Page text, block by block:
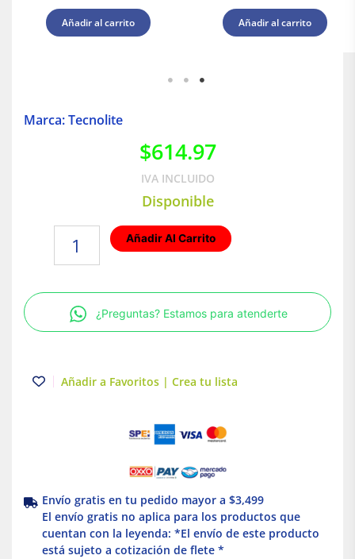
Añadir al carrito Añadir al carrito
Marca: Tecnolite
$614.97
IVA INCLUIDO
Disponible
Negro
Tecnolite
cantidad
Añadir Al Carrito
¿Preguntas? Estamos para atenderte
Añadir a Favoritos | Crea tu lista
Envío gratis en tu pedido mayor a $3,499
El envío gratis no aplica para los productos que
cuentan con la leyenda: *El envío de este producto
está sujeto a cotización de flete *